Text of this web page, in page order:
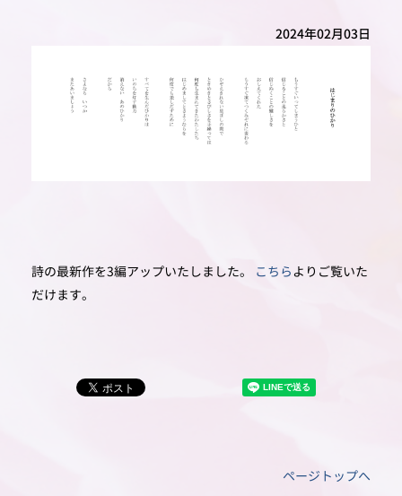
2024年02月03日
詩の最新作を3編アップいたしました。 こちらよりご覧いた
だけます。
ページトップへ